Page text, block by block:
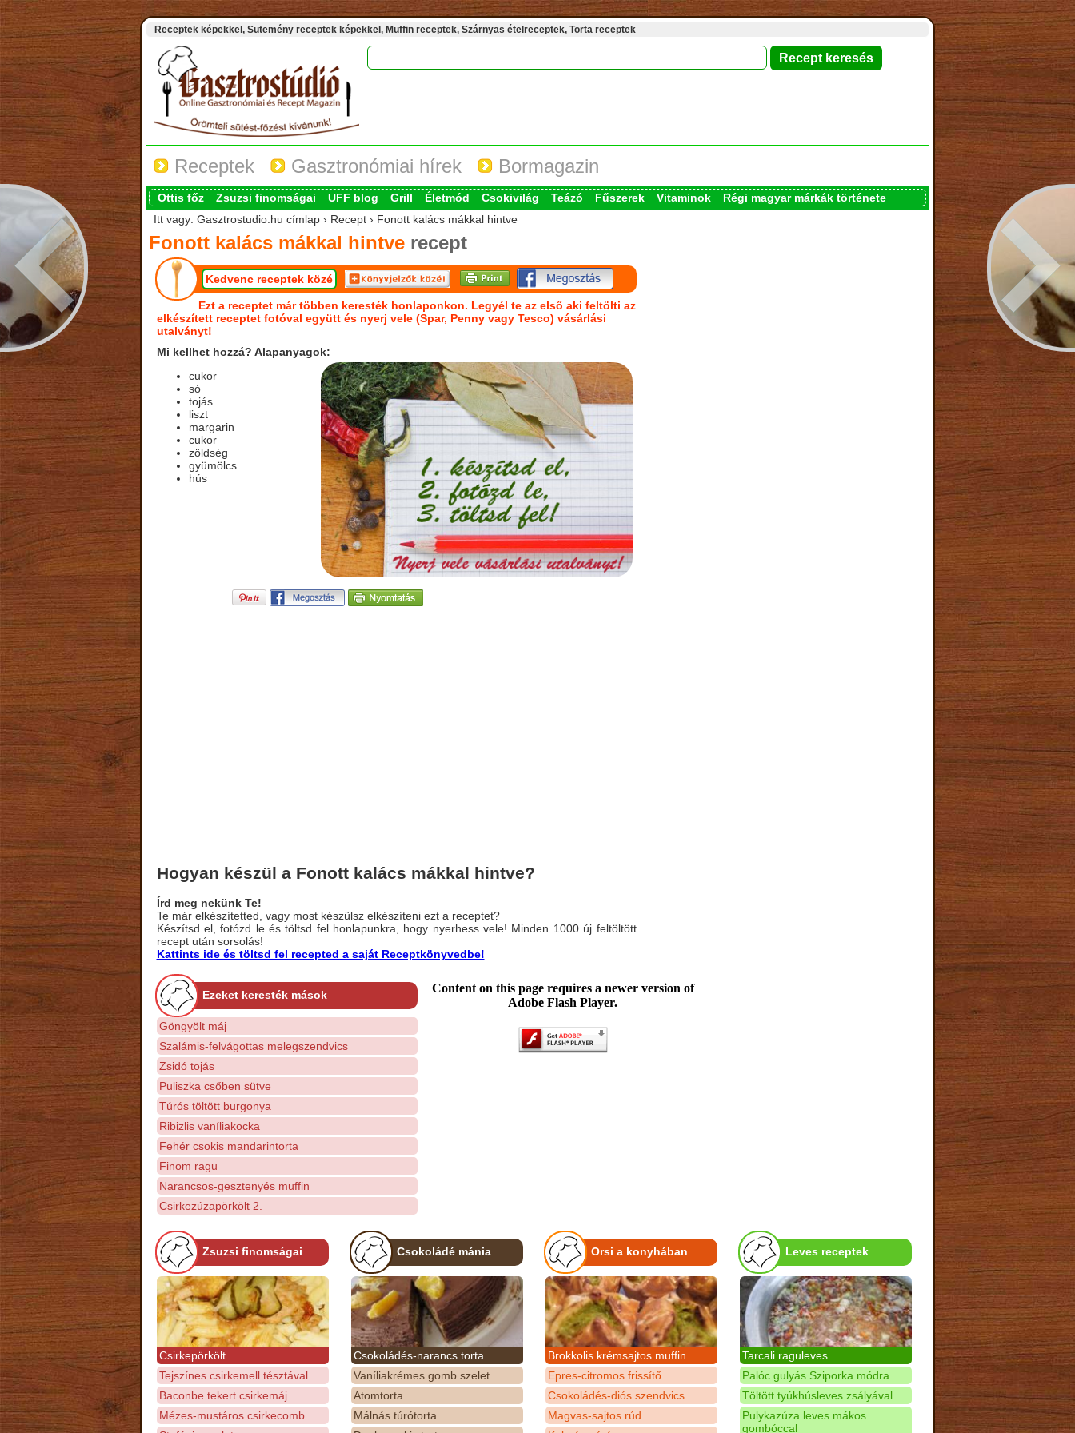
Receptek képekkel, Sütemény receptek képekkel, Muffin receptek, Szárnyas ételreceptek, Torta receptek
Receptek Gasztronómiai hírek Bormagazin
Ottis főz Zsuzsi finomságai UFF blog Grill Életmód Csokivilág Teázó Fűszerek Vitaminok
Régi magyar márkák története
Itt vagy: Gasztrostudio.hu címlap › Recept › Fonott kalács mákkal hintve
Fonott kalács mákkal hintverecept
Kedvenc receptek közé
Ezt a receptet már többen keresték honlaponkon. Legyél te az első aki feltölti az
elkészített receptet fotóval együtt és nyerj vele (Spar, Penny vagy Tesco) vásárlási
utalványt!
Mi kellhet hozzá? Alapanyagok:
cukor
só
tojás
liszt
margarin
cukor
zöldség
gyümölcs
hús
Hogyan készül a Fonott kalács mákkal hintve?
Írd meg nekünk Te!
Te már elkészítetted, vagy most készülsz elkészíteni ezt a receptet?
Készítsd el, fotózd le és töltsd fel honlapunkra, hogy nyerhess vele! Minden 1000 új feltöltött
recept után sorsolás!
Kattints ide és töltsd fel recepted a saját Receptkönyvedbe!
Ezeket keresték mások
Göngyölt máj
Szalámis-felvágottas melegszendvics
Zsidó tojás
Puliszka csőben sütve
Túrós töltött burgonya
Ribizlis vaníliakocka
Fehér csokis mandarintorta
Finom ragu
Narancsos-gesztenyés muffin
Csirkezúzapörkölt 2.
Content on this page requires a newer version of
Adobe Flash Player.
Zsuzsi finomságai
Csirkepörkölt
Tejszínes csirkemell tésztával
Baconbe tekert csirkemáj
Mézes-mustáros csirkecomb
Csokoládé mánia
Csokoládés-narancs torta
Vaníliakrémes gomb szelet
Atomtorta
Málnás túrótorta
Orsi a konyhában
Brokkolis krémsajtos muffin
Epres-citromos frissítő
Csokoládés-diós szendvics
Magvas-sajtos rúd
Leves receptek
Tarcali raguleves
Palóc gulyás Sziporka módra
Töltött tyúkhúsleves zsályával
Pulykazúza leves mákos
gombóccal